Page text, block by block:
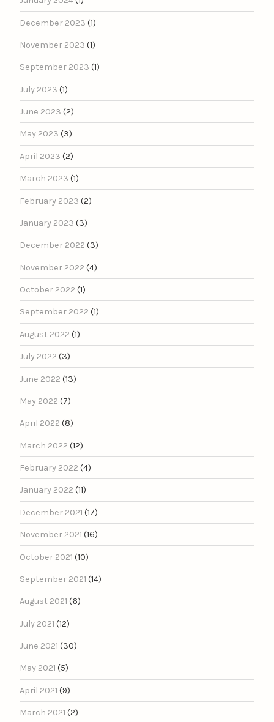
December 2023 (1)
November 2023 (1)
September 2023 (1)
July 2023 (1)
June 2023 (2)
May 2023 (3)
April 2023 (2)
March 2023 (1)
February 2023 (2)
January 2023 (3)
December 2022 (3)
November 2022 (4)
October 2022 (1)
September 2022 (1)
August 2022 (1)
July 2022 (3)
June 2022 (13)
May 2022 (7)
April 2022 (8)
March 2022 (12)
February 2022 (4)
January 2022 (11)
December 2021 (17)
November 2021 (16)
October 2021 (10)
September 2021 (14)
August 2021 (6)
July 2021 (12)
June 2021 (30)
May 2021 (5)
April 2021 (9)
March 2021 (2)